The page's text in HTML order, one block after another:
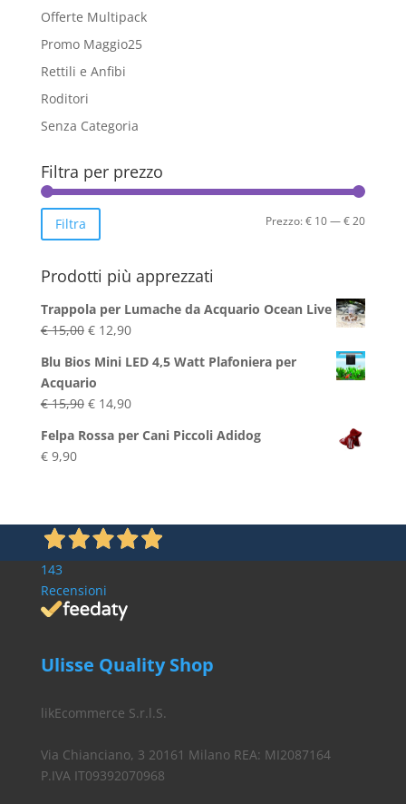
Offerte Multipack
Promo Maggio25
Rettili e Anfibi
Roditori
Senza Categoria
Filtra per prezzo
Prezzo
Prezzo
Filtra Prezzo:€ 10—€ 20
Prodotti più apprezzati
Trappola per Lumache da Acquario Ocean Live
€15,00 Il
originale
era:
€ 15,00.
€12,90Il
attuale
€ 12,90.
Blu Bios Mini LED 4,5 Watt Plafoniera per
Acquario
€15,90 Il
originale
€14,90Il
attuale
Felpa Rossa per Cani Piccoli Adidog
€9,90
143
Recensioni
Ulisse Quality Shop
likEcommerce S.r.l.S.
Via Chianciano, 3 20161 Milano REA: MI2087164
P.IVA IT09392070968